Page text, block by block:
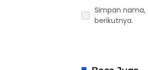
Simpan
berikutnya.